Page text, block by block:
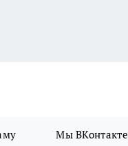
Мы ВКонтакте